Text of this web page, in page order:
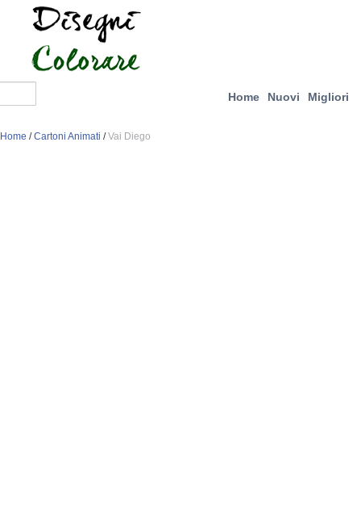
Home Nuovi Migliori
Home /Cartoni Animati /Vai Diego